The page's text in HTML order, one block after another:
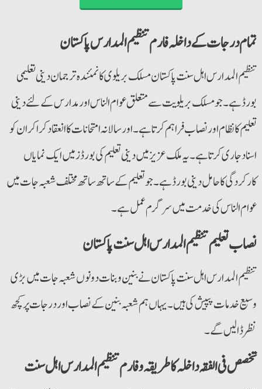
تمام درجات کے داخلہ فارم تنظیم المدارس پاکستان
تنظیم المدارس اہل سنت پاکستان مسلک بریلوی کا نمئندہ ترجمان دینی تعلیمی
بورڈ ہے۔ جو مسلک بریلویت سے متعلق عوام الناس اور مدارس کے لئے دینی
تعلیم کا نظام او رنصاب فراہم کرتا ہے۔ اور سالانہ امتحانات کا انعقاد کرا کر ان کو
اسناد جاری کرتا ہے۔ یہ ملک عزیز میں دینی تعلیم کی بورڈز میں ایک نمایاں
کارکردگی کا حامل دینی بورڈ ہے۔ جو تعلیم کے ساتھ ساتھ مختلف شعبہ جات میں
عوام الناس کی خدمت میں سر گرم عمل ہے۔
نصاب تعلیم تنظیم المدارس اہل سنت پاکستان
تنظیم المدارس اہل سنت پاکستان نے بنین و بنات دونوں شعبہ جات میں بڑی
وسیع خدمات پپیش کی ہیں۔ یہاں ہم شعبہ بنین کے نصاب اور درجات پر کچھ
نظر ڈالیں گے۔
تخصص فی الفقہ داخلہ کا طریقہ و فارم تنظیم المدارس اہل سنت